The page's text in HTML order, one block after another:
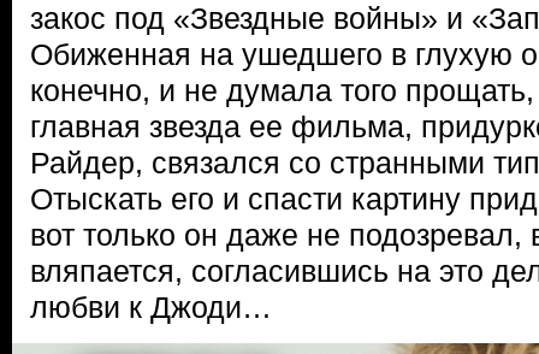
закос под «Звездные войны» и
Обиженная на ушедшего в глухую
конечно, и не думала того
главная звезда ее фильма,
Райдер, связался со странными
Отыскать его и спасти картину
вот только он даже не
вляпается, согласившись на это
любви к Джоди…